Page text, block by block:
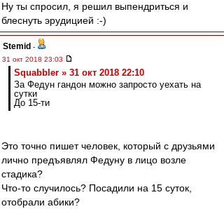
Ну ты спросил, я решил выпендриться и
блеснуть эрудицией :-)
Stemid -
31 окт 2018 23:03
Squabbler » 31 окт 2018 22:10
За Федун гандон можно запросто уехать на
сутки
До 15-ти
Это точно пишет человек, который с друзьями
лично предъявлял Федуну в лицо возле
стадика?
Что-то случилось? Посадили на 15 суток,
отобрали абики?